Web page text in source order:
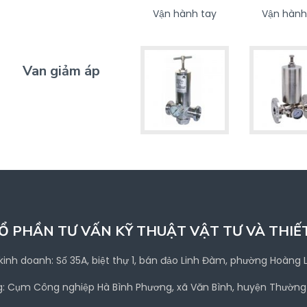
Vận hành tay Vận
Van giảm áp
PHẦN TƯ VẤN KỸ THUẬT VẬT TƯ VÀ
doanh: Số 35A, biệt thự 1, bán đảo Linh Đàm, phường Hoàng
Cụm Công nghiệp Hà Bình Phương, xã Văn Bình, huyện